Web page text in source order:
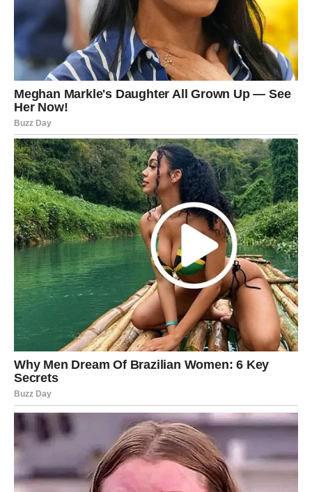
Novac vam donosi sigurnost i mir
Pred vama su veoma važni dani.
VODOLIJA
Zvijezde vam donose neočekivanu priliku za dodatnu
zaradu.
Jedna nova ideja mogla bi vam potpuno promijeniti
finansijsku budućnost.
Promjene vam donose obilje
Pred vama su veoma posebni trenuci.
RIBE
Ribe ulaze u mnogo sigurniji i stabilniji finansijski period.
Poslije mnogo briga dolazi osjećaj da konačno možete
mirnije planirati budućnost.
Sudbina vam vraća vjeru u bolje dane
Pred vama su trenuci puni olakšanja i sreće.